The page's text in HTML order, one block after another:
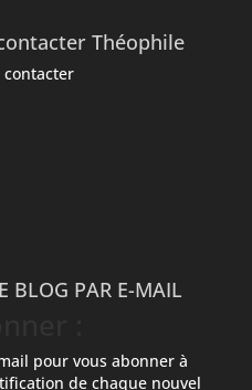
Théophile
BLOG PAR E-MAIL
pour vous abonner à
de chaque nouvel